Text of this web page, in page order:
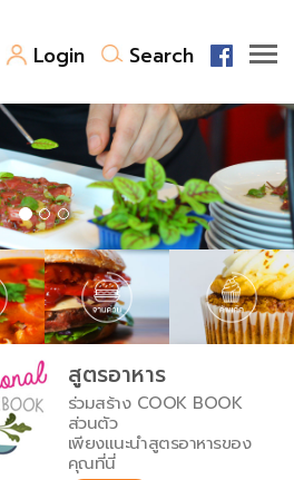
Login Search
การตวง
ภูมิ
นักวัตถุดิบ
สูตรอาหาร
ร่วมสร้าง COOK BOOK
ส่วนตัว
เพียงแนะนำสูตรอาหารของ
คุณที่นี่